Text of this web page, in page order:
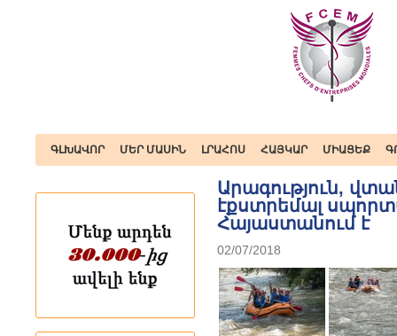
ԳԼԽԱՎՈՐ ՄԵՐ ՄԱՍԻՆ ԼՐԱՀՈՍ ՀԱՅԿԱՐ ՄԻԱՑԵՔ
Արագություն,
էքստրեմալ
Հայաստանում է
02/07/2018